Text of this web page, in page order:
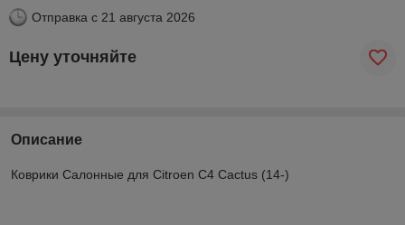
Отправка с 21 августа 2026
Цену уточняйте
Описание
Коврики Салонные для Citroen C4 Cactus (14-)